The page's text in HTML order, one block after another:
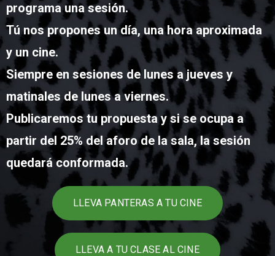
programa una sesión.
Tú nos propones un día, una hora aproximada
y un cine.
Siempre en sesiones de lunes a jueves y
matinales de lunes a viernes.
Publicaremos tu propuesta y si se ocupa a
partir del 25% del aforo de la sala, la sesión
quedará conformada.
LLEVA PANTERAS A TU CINE
LLEVA A TU CLASE AL CINE